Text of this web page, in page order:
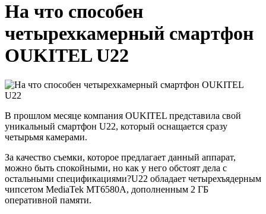
На что способен
четырехкамерный смартфон
OUKITEL U22
В прошлом месяце компания OUKITEL представила свой
уникальный смартфон U22, который оснащается сразу
четырьмя камерами.
За качество съемки, которое предлагает данный аппарат,
можно быть спокойными, но как у него обстоят дела с
остальными спецификациями?U22 обладает четырехъядерным
чипсетом MediaTek MT6580A, дополненным 2 ГБ
оперативной памяти.